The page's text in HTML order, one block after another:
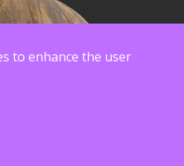
to enhance the user